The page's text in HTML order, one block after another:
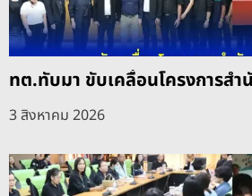
ทต.ทับมา ขับเคลื่อนโครงการสำ
3 สิงหาคม 2026